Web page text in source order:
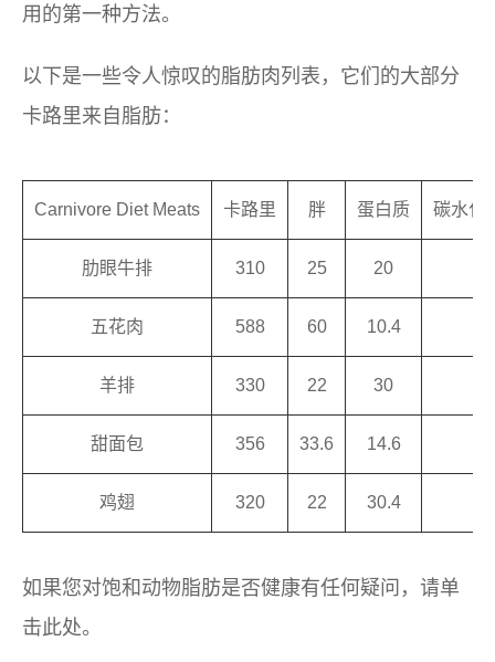
用的第一种方法。
以下是一些令人惊叹的脂肪肉列表，它们的大部分
卡路里来自脂肪：
Carnivore Diet Meats 卡路里 胖 蛋白质 碳水化
肋眼牛排 310 25 20
五花肉 588 60 10.4
羊排 330 22 30
甜面包 356 33.6 14.6
鸡翅 320 22 30.4
如果您对饱和动物脂肪是否健康有任何疑问，请单
击此处。